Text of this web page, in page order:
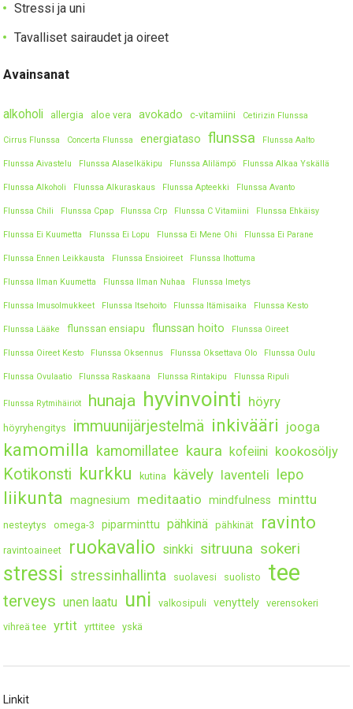
Stressi ja uni
Tavalliset sairaudet ja oireet
Avainsanat
alkoholi allergia aloe vera avokado c-vitamiini Cetirizin Flunssa
Cirrus Flunssa Concerta Flunssa energiataso flunssa Flunssa Aalto
Flunssa Aivastelu Flunssa Alaselkäkipu Flunssa Alilämpö Flunssa Alkaa Yskällä
Flunssa Alkoholi Flunssa Alkuraskaus Flunssa Apteekki Flunssa Avanto
Flunssa Chili Flunssa Cpap Flunssa Crp Flunssa C Vitamiini Flunssa Ehkäisy
Flunssa Ei Kuumetta Flunssa Ei Lopu Flunssa Ei Mene Ohi Flunssa Ei Parane
Flunssa Ennen Leikkausta Flunssa Ensioireet Flunssa Ihottuma
Flunssa Ilman Kuumetta Flunssa Ilman Nuhaa Flunssa Imetys
Flunssa Imusolmukkeet Flunssa Itsehoito Flunssa Itämisaika Flunssa Kesto
Flunssa Lääke flunssan ensiapu flunssan hoito Flunssa Oireet
Flunssa Oireet Kesto Flunssa Oksennus Flunssa Oksettava Olo Flunssa Oulu
Flunssa Ovulaatio Flunssa Raskaana Flunssa Rintakipu Flunssa Ripuli
Flunssa Rytmihäiriöt hunaja hyvinvointi höyry
höyryhengitys immuunijärjestelmä inkivääri jooga
kamomilla kamomillatee kaura kofeiini kookosöljy
Kotikonsti kurkku kutina kävely laventeli lepo
liikunta magnesium meditaatio mindfulness minttu
nesteytys omega-3 piparminttu pähkinä pähkinät ravinto
ravintoaineet ruokavalio sinkki sitruuna sokeri
stressi stressinhallinta suolavesi suolisto tee
terveys unen laatu uni valkosipuli venyttely
verensokeri
vihreä tee
yrtit yrttitee yskä
Linkit